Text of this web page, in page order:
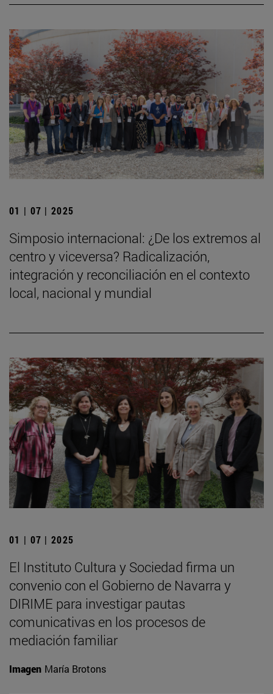
01 | 07 | 2025
Simposio internacional: ¿De los extremos al
centro y viceversa? Radicalización,
integración y reconciliación en el contexto
local, nacional y mundial
01 | 07 | 2025
El Instituto Cultura y Sociedad firma un
convenio con el Gobierno de Navarra y
DIRIME para investigar pautas
comunicativas en los procesos de
mediación familiar
Imagen María Brotons